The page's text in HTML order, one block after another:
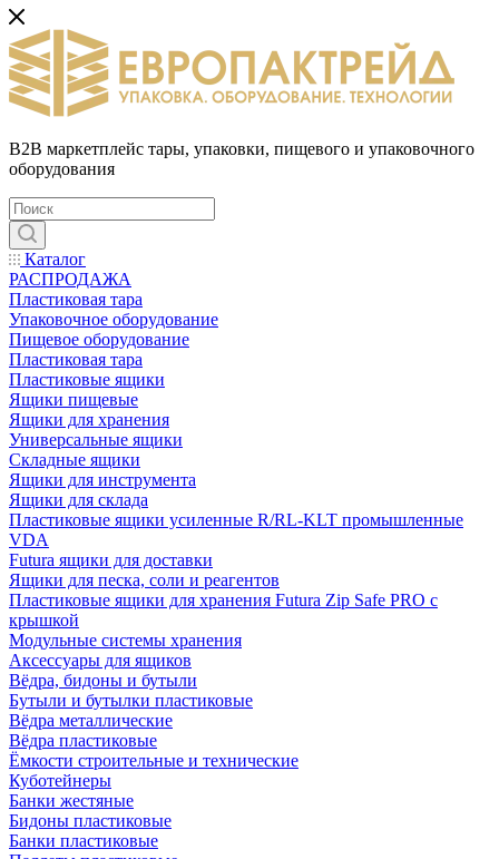
B2B маркетплейс тары, упаковки, пищевого и упаковочного
оборудования
Каталог
РАСПРОДАЖА
Пластиковая тара
Упаковочное оборудование
Пищевое оборудование
Пластиковая тара
Пластиковые ящики
Ящики пищевые
Ящики для хранения
Универсальные ящики
Складные ящики
Ящики для инструмента
Ящики для склада
Пластиковые ящики усиленные R/RL-KLT промышленные
VDA
Futura ящики для доставки
Ящики для песка, соли и реагентов
Пластиковые ящики для хранения Futura Zip Safe PRO с
крышкой
Модульные системы хранения
Аксессуары для ящиков
Вёдра, бидоны и бутыли
Бутыли и бутылки пластиковые
Вёдра металлические
Вёдра пластиковые
Ёмкости строительные и технические
Куботейнеры
Банки жестяные
Бидоны пластиковые
Банки пластиковые